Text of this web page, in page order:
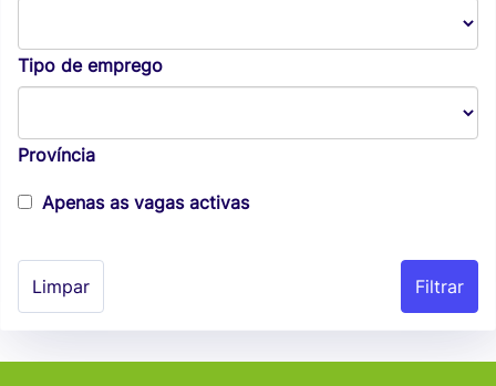
Tipo de emprego
Província
Apenas as vagas activas
Limpar